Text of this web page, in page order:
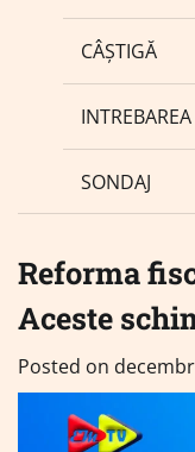
CÂȘTIGĂ
SONDAJ
Reforma
Aceste
Posted on